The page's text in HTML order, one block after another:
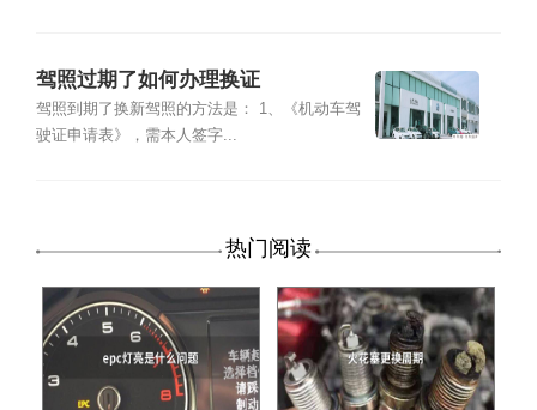
驾照过期了如何办理换证
驾照到期了换新驾照的方法是： 1、《机动车驾
驶证申请表》，需本人签字...
热门阅读